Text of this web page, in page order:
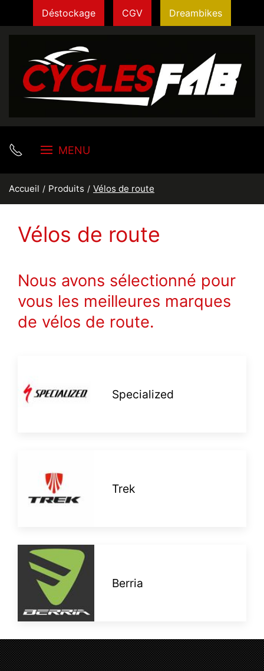
Déstockage CGV Dreambikes
MENU
Accueil Produits Vélos de route
Vélos de route
Nous avons sélectionné pour
vous les meilleures marques
de vélos de route.
Specialized
Trek
Berria